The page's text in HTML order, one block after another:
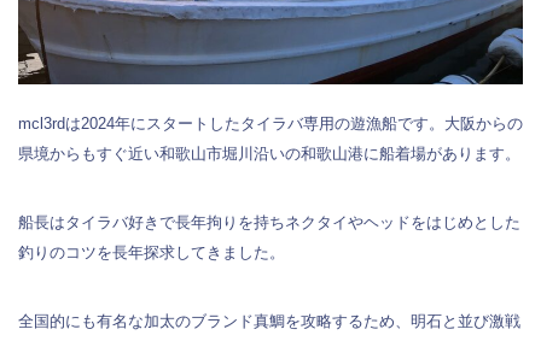
mcl3rdは2024年にスタートしたタイラバ専用の遊漁船です。大阪からの
県境からもすぐ近い和歌山市堀川沿いの和歌山港に船着場があります。
船長はタイラバ好きで長年拘りを持ちネクタイやヘッドをはじめとした
釣りのコツを長年探求してきました。
全国的にも有名な加太のブランド真鯛を攻略するため、明石と並び激戦